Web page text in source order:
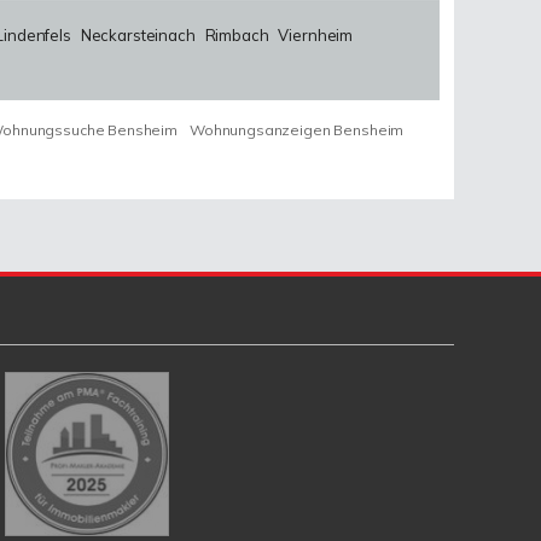
Neckarsteinach Rimbach Viernheim
Bensheim
Wohnungsanzeigen Bensheim